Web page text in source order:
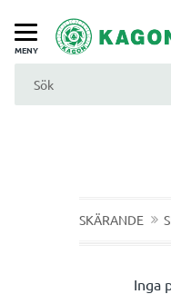
Meny
SKÄRANDE
Inga